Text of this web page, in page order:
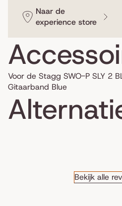
Naar de
experience store
Voor de Stagg SWO-P SLY 2
Gitaarband Blue
Bekijk alle